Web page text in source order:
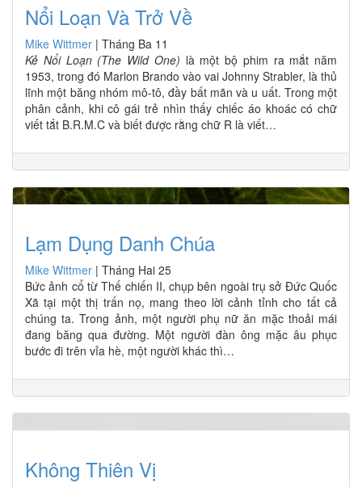
Nổi Loạn Và Trở Về
Mike Wittmer | Tháng Ba 11
Kẻ Nổi Loạn (The Wild One) là một bộ phim ra mắt năm
1953, trong đó Marlon Brando vào vai Johnny Strabler, là thủ
lĩnh một băng nhóm mô-tô, đầy bất mãn và u uất. Trong một
phân cảnh, khi cô gái trẻ nhìn thấy chiếc áo khoác có chữ
viết tắt B.R.M.C và biết được rằng chữ R là viết…
Lạm Dụng Danh Chúa
Mike Wittmer | Tháng Hai 25
Bức ảnh cổ từ Thế chiến II, chụp bên ngoài trụ sở Đức Quốc
Xã tại một thị trấn nọ, mang theo lời cảnh tỉnh cho tất cả
chúng ta. Trong ảnh, một người phụ nữ ăn mặc thoải mái
đang băng qua đường. Một người đàn ông mặc âu phục
bước đi trên vỉa hè, một người khác thì…
Không Thiên Vị